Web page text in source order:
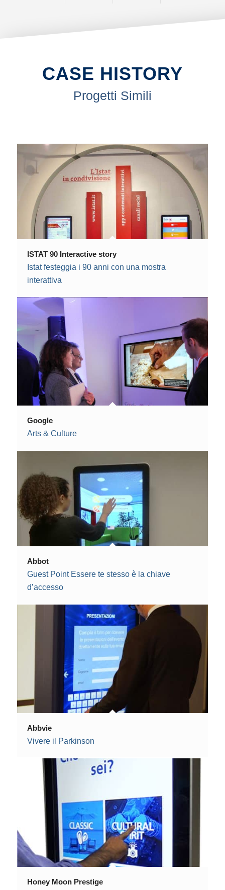
CASE HISTORY
Progetti Simili
ISTAT 90 Interactive story
Istat festeggia i 90 anni con una mostra
interattiva
Google
Arts & Culture
Abbot
Guest Point Essere te stesso è la chiave
d’accesso
Abbvie
Vivere il Parkinson
Honey Moon Prestige